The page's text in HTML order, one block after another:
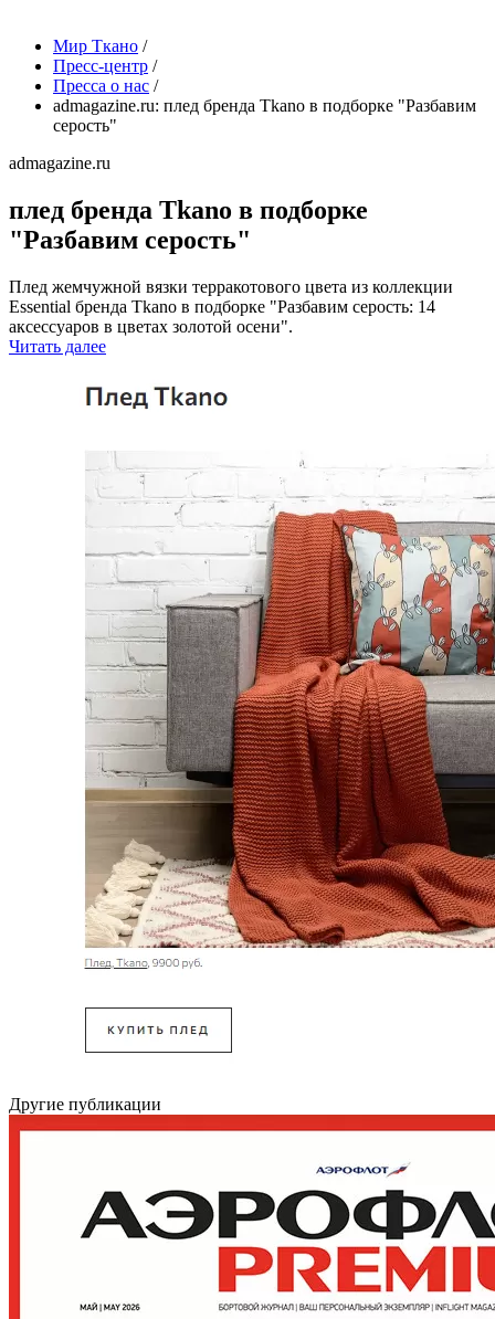
Мир Ткано /
Пресс-центр /
Пресса о нас /
admagazine.ru: плед бренда Tkano в подборке "Разбавим
серость"
admagazine.ru
плед бренда Tkano в подборке
"Разбавим серость"
Плед жемчужной вязки терракотового цвета из коллекции
Essential бренда Tkano в подборке "Разбавим серость: 14
аксессуаров в цветах золотой осени".
Читать далее
Другие публикации